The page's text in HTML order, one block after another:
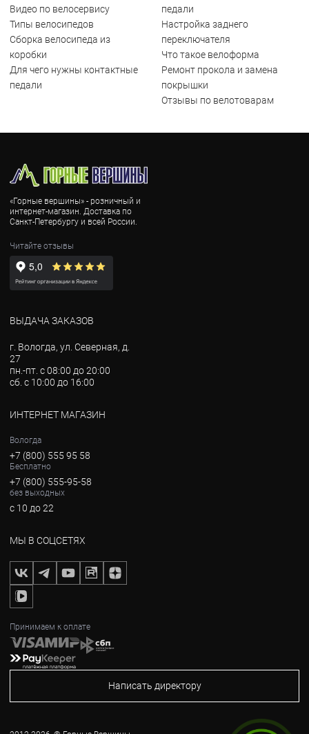
Видео по велосервису
Типы велосипедов
Сборка велосипеда из
коробки
Для чего нужны контактные
педали
педали
Настройка заднего
переключателя
Что такое велоформа
Ремонт прокола и замена
покрышки
Отзывы по велотоварам
«Горные вершины» - розничный и
интернет-магазин. Доставка по
Санкт-Петербургу и всей России.
Читайте отзывы
ВЫДАЧА ЗАКАЗОВ
г. Вологда, ул. Северная, д.
27
пн.-пт. с 08:00 до 20:00
сб. с 10:00 до 16:00
ИНТЕРНЕТ МАГАЗИН
Вологда
+7 (800) 555 95 58
Бесплатно
+7 (800) 555-95-58
без выходных
с 10 до 22
МЫ В СОЦСЕТЯХ
Принимаем к оплате
Написать директору